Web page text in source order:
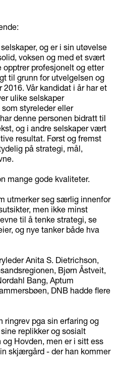
og er i sin utøvelse
voksen og med et svært
opptrer profesjonelt og etter
til grunn for utvelgelsen og
Vår kandidat i år har et
ulike selskaper
styreleder eller
denne personen bidratt til
og i andre selskaper vært
resultat. Først og fremst
på strategi, mål,
mange gode kvaliteter.
utmerker seg særlig innenfor
men ikke minst
til å tenke strategi, se
og nye tanker både hva
Anita S. Dietrichson,
Bjørn Åstveit,
Bang, Aptum
DNB hadde flere
pga sin erfaring og
replikker og sosialt
Hovden, men er i sitt ess
skjærgård - der han kommer